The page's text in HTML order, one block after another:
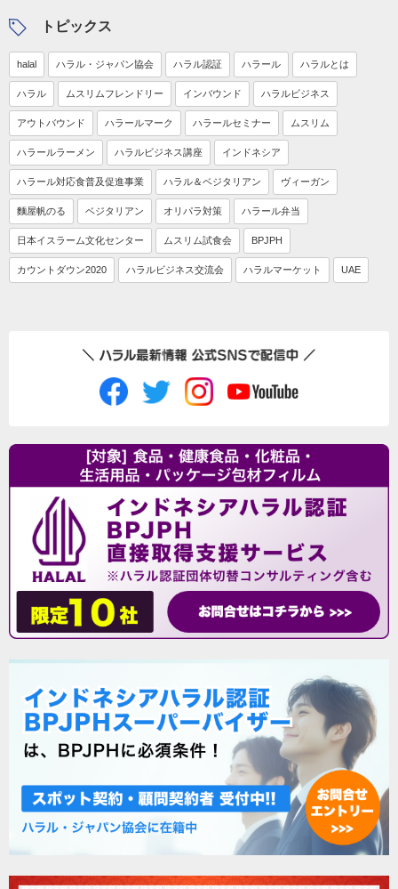
トピックス
halal ハラル・ジャパン協会 ハラル認証 ハラール ハラルとは
ハラル ムスリムフレンドリー インバウンド ハラルビジネス
アウトバウンド ハラールマーク ハラールセミナー ムスリム
ハラールラーメン ハラルビジネス講座 インドネシア
ハラール対応食普及促進事業 ハラル＆ベジタリアン ヴィーガン
麵屋帆のる ベジタリアン オリパラ対策 ハラール弁当
日本イスラーム文化センター ムスリム試食会 BPJPH
カウントダウン2020 ハラルビジネス交流会 ハラルマーケット UAE